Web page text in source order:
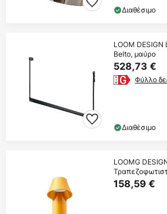
Διαθέσιμο
LOOM
Belto, μαύρο
528,73 €
Φύλλο
Διαθέσιμο
LOOMG
αλουμίνιο, IP54
158,59 €